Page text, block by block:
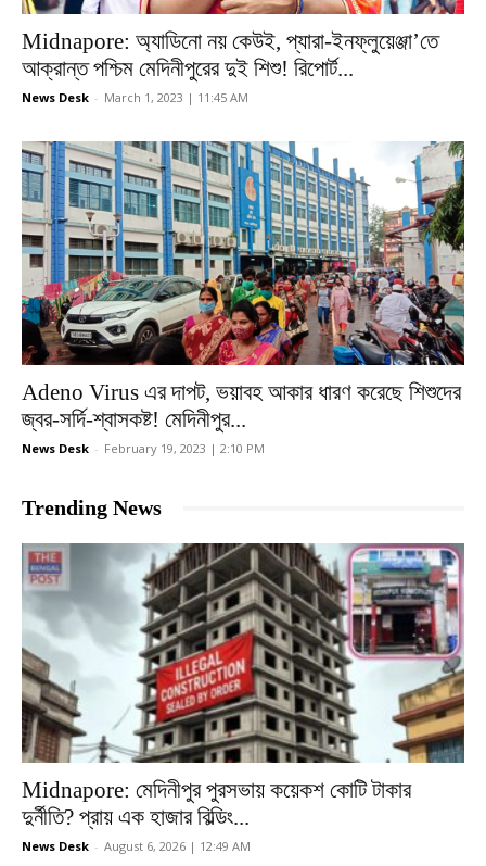
Midnapore: অ্যাডিনো নয় কেউই, প্যারা-ইনফ্লুয়েঞ্জা’তে
আক্রান্ত পশ্চিম মেদিনীপুরের দুই শিশু! রিপোর্ট...
News Desk - March 1, 2023 | 11:45 AM
Adeno Virus এর দাপট, ভয়াবহ আকার ধারণ করেছে শিশুদের
জ্বর-সর্দি-শ্বাসকষ্ট! মেদিনীপুর...
News Desk - February 19, 2023 | 2:10 PM
Trending News
Midnapore: মেদিনীপুর পুরসভায় কয়েকশ কোটি টাকার
দুর্নীতি? প্রায় এক হাজার বিল্ডিং...
News Desk - August 6, 2026 | 12:49 AM